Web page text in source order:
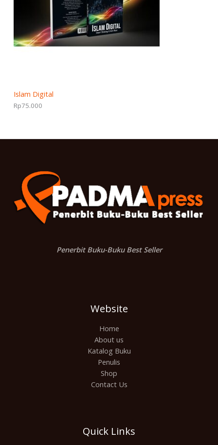
Islam Digital
Rp75.000
Penerbit Buku-Buku Best Seller
Website
Home
About us
Katalog Buku
Penulis
Shop
Contact Us
Quick Links